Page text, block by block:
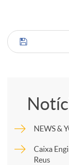
C
m
p
NEWS &
Caixa
Reus